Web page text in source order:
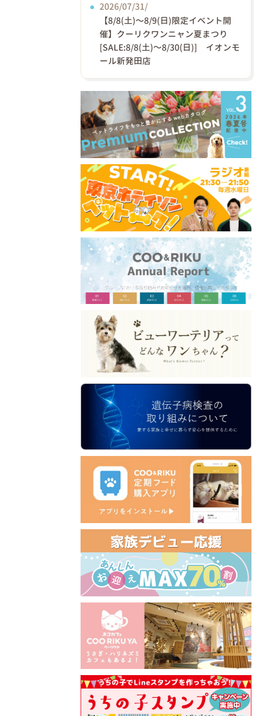
2026/07/31/
【8/8(土)〜8/9(日)限定イベント開
催】クーリクワンニャン夏まつり
[SALE:8/8(土)～8/30(日)] イオンモ
ール新発田店